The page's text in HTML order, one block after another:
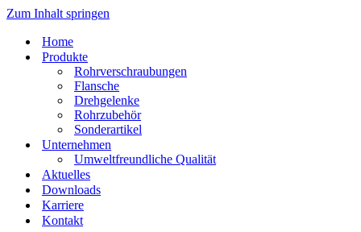
Zum Inhalt springen
Home
Produkte
Rohrverschraubungen
Flansche
Drehgelenke
Rohrzubehör
Sonderartikel
Unternehmen
Umweltfreundliche Qualität
Aktuelles
Downloads
Karriere
Kontakt